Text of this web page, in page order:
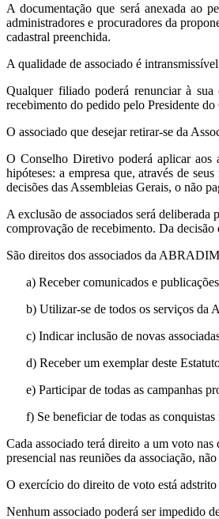
A documentação que será anexada ao
administradores e procuradores da
cadastral preenchida.
A qualidade de associado é
Qualquer filiado poderá renunciar à
recebimento do pedido pelo Presidente
O associado que desejar retirar-se da
O Conselho Diretivo poderá aplicar aos
hipóteses: a empresa que, através de
decisões das Assembleias Gerais, o não
A exclusão de associados será
comprovação de recebimento. Da
São direitos dos associados da
a) Receber comunicados e
b) Utilizar-se de todos os serviços da
c) Indicar inclusão de novas
d) Receber um exemplar deste
e) Participar de todas as campanhas
f) Se beneficiar de todas as
Cada associado terá direito a um voto
presencial nas reuniões da associação,
O exercício do direito de voto está adstrito
Nenhum associado poderá ser impedido